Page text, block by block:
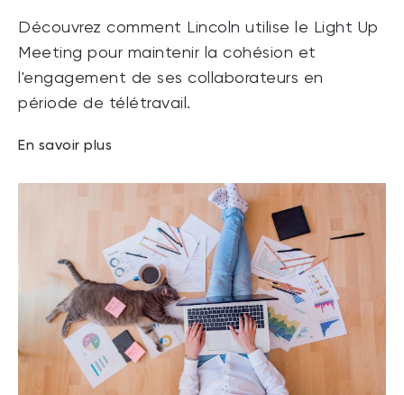
Découvrez comment Lincoln utilise le Light Up
Meeting pour maintenir la cohésion et
l'engagement de ses collaborateurs en
période de télétravail.
En savoir plus